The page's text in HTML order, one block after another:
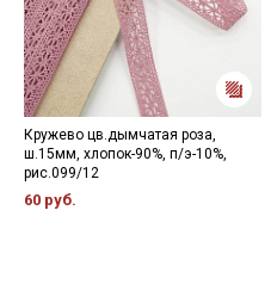
Кружево цв.дымчатая роза,
ш.15мм, хлопок-90%, п/э-10%,
рис.099/12
60 руб.